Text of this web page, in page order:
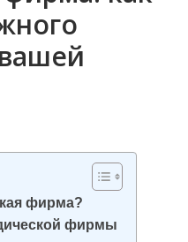
фирма?
фирмы